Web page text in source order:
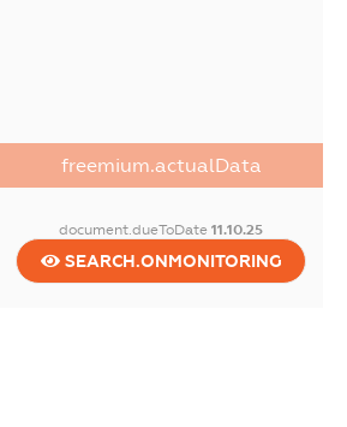
freemium.actualData
document.dueToDate11.10.25
SEARCH.ONMONITORING